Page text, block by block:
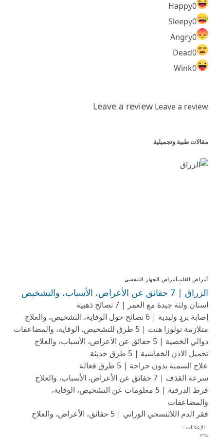
Happy0
Sleepy0
Angry0
Dead0
Wink0
Leave a review Leave a review
مقالات طبية وتجميلية
أمراض القلبأمراض الجهاز التنفسي
الزراق | 7 حقائق عن الأعراض، الأسباب، والتشخيص
اسنان ولثة جيدة مع العمر | 7 نصائح ذهبية
إصابة بردٍ وليدية | 6 نصائح حول الوقاية، التشخيص، والعلاج
متلازمة تولوزا هنت | 5 طرق للتشخيص، الوقاية، والمضاعفات
دوالي الخصية | 5 حقائق عن الأعراض، الأسباب، والعلاج
تجميل الاذن الخفاشية | 5 طرق حديثة
علاج السمنة بدون جراحة | 5 طرق فعالة
سرعة القذف | 7 حقائق عن الأعراض، الأسباب، والعلاج
فرط الدرقية | 5 معلومات عن التشخيص، الوقاية،
والمضاعفات
فقر الدم اللاتنسجي الوراثي | 5 حقائق، الأعراض، والعلاج
- الإعلانات -